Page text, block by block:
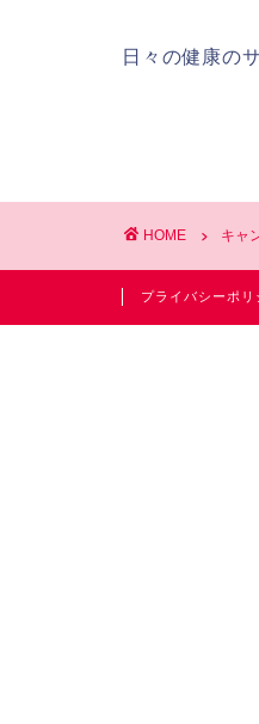
日々の健康の
HOME キャ
プライバシーポリ